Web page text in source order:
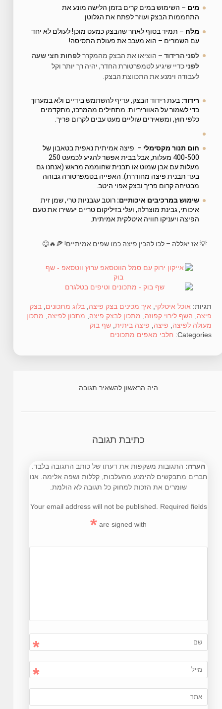
מים – השימוש במים קרים בזמן הלישה מונע את
התחממות הבצק ועוזר לפתח את הגלוטן.
מלח – תמיד בסוף לאחר שהבצק כמעט מוכן! לעולם לא יחד
עם השמרים – הוא מעכב את פעולת התסיסה!
לפני הרידוד – הוציאו את הבצק מהמקררלפחות חצי שעה
לפני כדיי שיגיע לטמפרטורת החדר, יהיה רך יותר וקל
לעבודה וימנע את התכווצת הבצק.
רידוד: בעת רידוד הבצק, עדיף להשתמש בידיים ולא במערוך
כדי לשמור על האווריריות. מתחילים מהמרכז, מתקדמים
כלפי חוץ, ומשאירים שוליים מעט עבים לקרום פריך.
חום תנור מקסימלי – פיצה אמיתית נאפית בטאבון של
400-500 מעלות, אבל בבית אפשר להגיע לכמעט 250
מעלות עם אבן שמוט או תבנית שחוממה מראש (אנחנו גם
בעד תבנית פיצה מחוררת). האפייה בטמפרטורה גבוהה
מבטיחה קרום פריך ובצק אפוי היטב.
שימוש במרכיבים איכותיים: רוטב עגבניות טרי, שמן זית
איכותי, גבינת מוצרלה, ועלי בזיליקום טריים יעשירו את טעם
הפיצה ויעניקו חוויה איטלקית אמיתית.
💡 אז יאללה – לכו להכין פיצה כמו שפים אמיתיים! 🍕🔥😋
תגיות: אוכל איטלקי איך מכינים בצק פיצה בלוג מתכונים
בצק
פיצה
השף לירוי קפוזה מתכון לבצק פיצה מתכון לפיצה
מתכון
מעולה לפיצה
פיצה פיצה ביתית שף בוק
Categories: חלבי מאפים מתכונים
היה הראשון להשאיר תגובה
כתיבת תגובה
הערה: התגובות משקפות את דעתו של כותב התגובה בלבד.
חברים מתבקשים להימנע מהעלבות, קללות ושפה אלימה. אנו
שומרים את הזכות למחוק כל תגובה לא הולמת.
Your email address will not be published. Required fields
are signed with
*
*
*